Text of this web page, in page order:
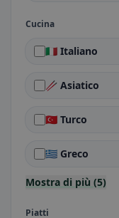
Cucina
🇮🇹 Italiano
🥢 Asiatico
🇹🇷 Turco
🇬🇷 Greco
Mostra di più (5)
Piatti